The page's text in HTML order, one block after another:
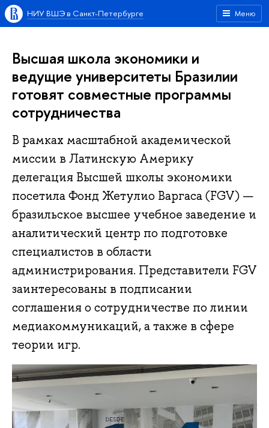
Меню
НИУ ВШЭ в Санкт-Петербурге
Высшая школа экономики и
ведущие университеты Бразилии
готовят совместные программы
сотрудничества
В рамках масштабной академической
миссии в Латинскую Америку
делегация Высшей школы экономики
посетила Фонд Жетулио Варгаса (FGV) —
бразильское высшее учебное заведение и
аналитический центр по подготовке
специалистов в области
администрирования. Представители FGV
заинтересованы в подписании
соглашения о сотрудничестве по линии
медиакоммуникаций, а также в сфере
теории игр.